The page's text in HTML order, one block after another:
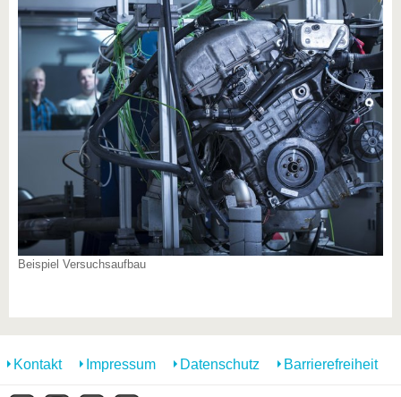
Beispiel Versuchsaufbau
Kontakt Impressum Datenschutz Barrierefreiheit